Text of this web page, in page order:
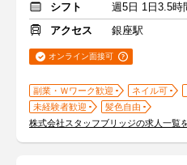
シフト
週5日 1日3.5時
アクセス
銀座駅
オンライン面接可
副業・Ｗワーク歓迎 ネイル可
未経験者歓迎
髪色自由
株式会社スタッフブリッジの求人一覧